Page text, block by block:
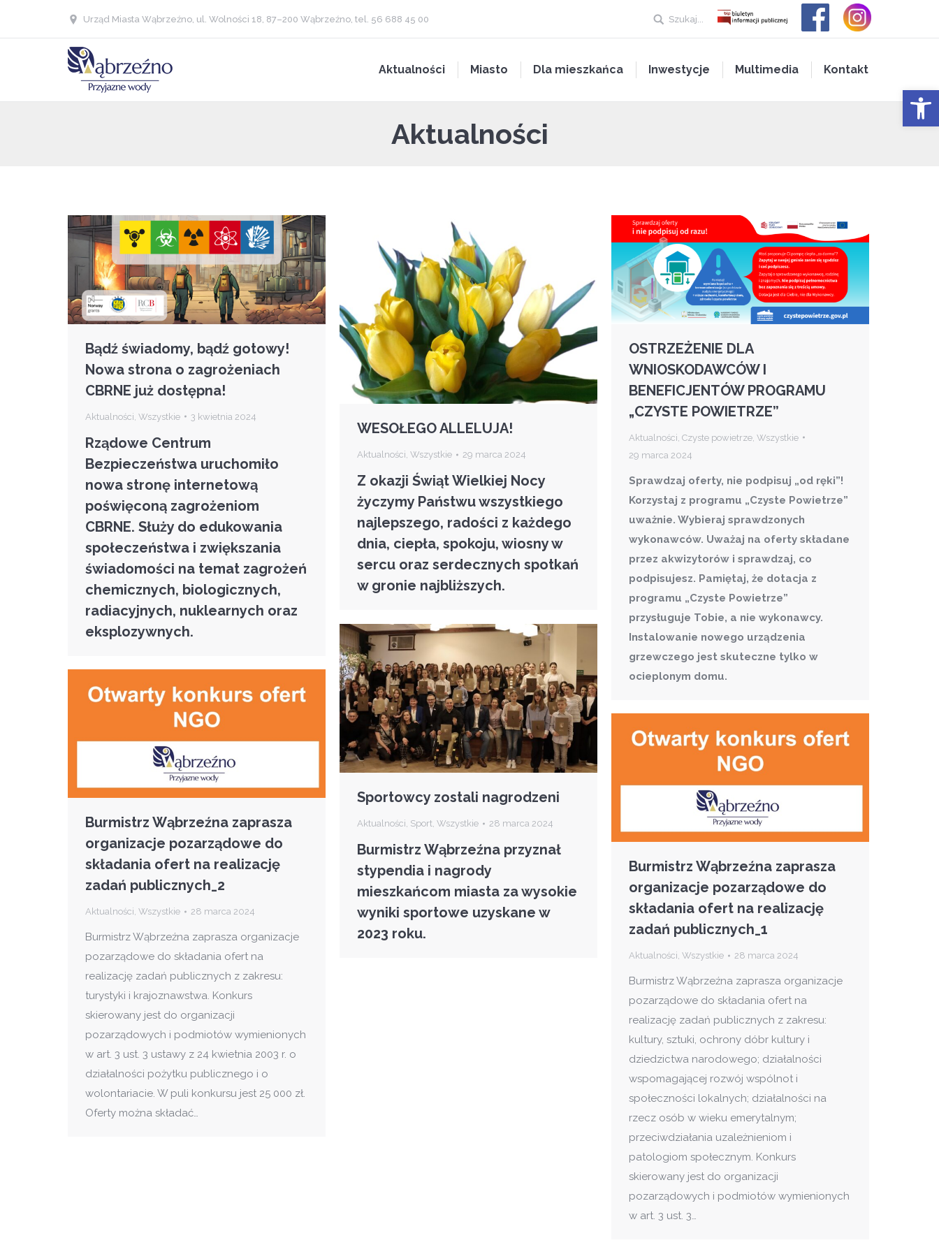
Urząd Miasta Wąbrzeźno, ul. Wolności 18, 87–200 Wąbrzeźno, tel. 56 688 45 00 Szukaj...
Aktualności Miasto Dla mieszkańca Inwestycje Multimedia Kontakt
Aktualności
Bądź świadomy, bądź gotowy!
Nowa strona o zagrożeniach
CBRNE już dostępna!
Aktualności Wszystkie 3 kwietnia 2024
Rządowe Centrum
Bezpieczeństwa uruchomiło
nowa stronę internetową
poświęconą zagrożeniom
CBRNE. Służy do edukowania
społeczeństwa i zwiększania
świadomości na temat zagrożeń
chemicznych, biologicznych,
radiacyjnych, nuklearnych oraz
eksplozywnych.
WESOŁEGO ALLELUJA!
Aktualności, Wszystkie 29 marca 2024
Z okazji Świąt Wielkiej Nocy
życzymy Państwu wszystkiego
najlepszego, radości z każdego
dnia, ciepła, spokoju, wiosny w
sercu oraz serdecznych spotkań
w gronie najbliższych.
OSTRZEŻENIE DLA
WNIOSKODAWCÓW I
BENEFICJENTÓW PROGRAMU
„CZYSTE POWIETRZE”
Aktualności Czyste powietrze Wszystkie
29 marca 2024
Sprawdzaj oferty, nie podpisuj „od ręki”!
Korzystaj z programu „Czyste Powietrze”
uważnie. Wybieraj sprawdzonych
wykonawców. Uważaj na oferty składane
przez akwizytorów i sprawdzaj, co
podpisujesz. Pamiętaj, że dotacja z
programu „Czyste Powietrze”
przysługuje Tobie, a nie wykonawcy.
Instalowanie nowego urządzenia
grzewczego jest skuteczne tylko w
ocieplonym domu.
Sportowcy zostali nagrodzeni
Aktualności, Sport, Wszystkie 28 marca 2024
Burmistrz Wąbrzeźna przyznał
stypendia i nagrody
mieszkańcom miasta za wysokie
wyniki sportowe uzyskane w
2023 roku.
Burmistrz Wąbrzeźna zaprasza
organizacje pozarządowe do
składania ofert na realizację
zadań publicznych_2
Aktualności, Wszystkie 28 marca 2024
Burmistrz Wąbrzeźna zaprasza organizacje
pozarządowe do składania ofert na
realizację zadań publicznych z zakresu:
turystyki i krajoznawstwa. Konkurs
skierowany jest do organizacji
pozarządowych i podmiotów wymienionych
w art. 3 ust. 3 ustawy z 24 kwietnia 2003 r. o
działalności pożytku publicznego i o
wolontariacie. W puli konkursu jest 25 000 zł.
Oferty można składać…
Burmistrz Wąbrzeźna zaprasza
organizacje pozarządowe do
składania ofert na realizację
zadań publicznych_1
Aktualności, Wszystkie 28 marca 2024
Burmistrz Wąbrzeźna zaprasza organizacje
pozarządowe do składania ofert na
realizację zadań publicznych z zakresu:
kultury, sztuki, ochrony dóbr kultury i
dziedzictwa narodowego; działalności
wspomagającej rozwój wspólnot i
społeczności lokalnych; działalności na
rzecz osób w wieku emerytalnym;
przeciwdziałania uzależnieniom i
patologiom społecznym. Konkurs
skierowany jest do organizacji
pozarządowych i podmiotów wymienionych
w art. 3 ust. 3…